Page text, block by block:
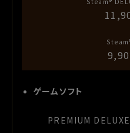
ゲームソフト
PREMIUM